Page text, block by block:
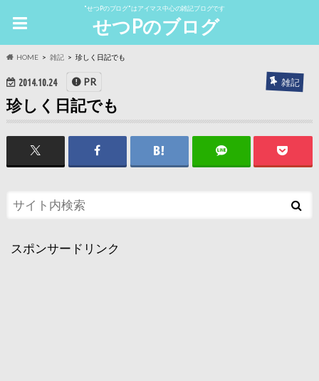
"せつPのブログ"はアイマス中心の雑記ブログです
せつPのブログ
HOME 雑記 珍しく日記でも
2014.10.24 雑記
PR
珍しく日記でも
スポンサードリンク